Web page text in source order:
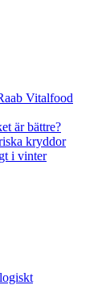
Vitalfood
är bättre?
kryddor
i vinter